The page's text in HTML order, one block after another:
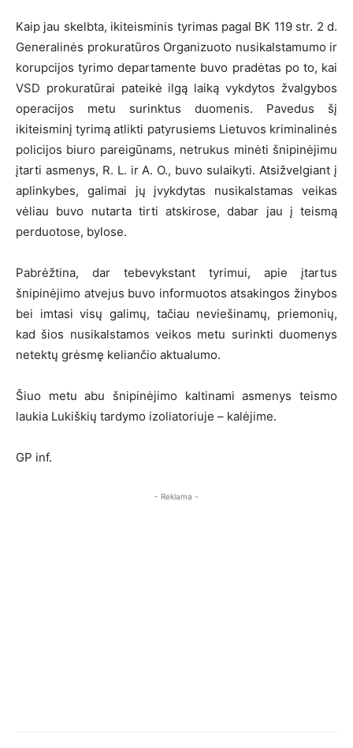
Kaip jau skelbta, ikiteisminis tyrimas pagal BK 119 str. 2 d.
Generalinės prokuratūros Organizuoto nusikalstamumo ir
korupcijos tyrimo departamente buvo pradėtas po to, kai
VSD prokuratūrai pateikė ilgą laiką vykdytos žvalgybos
operacijos metu surinktus duomenis. Pavedus šį
ikiteisminį tyrimą atlikti patyrusiems Lietuvos kriminalinės
policijos biuro pareigūnams, netrukus minėti šnipinėjimu
įtarti asmenys, R. L. ir A. O., buvo sulaikyti. Atsižvelgiant į
aplinkybes, galimai jų įvykdytas nusikalstamas veikas
vėliau buvo nutarta tirti atskirose, dabar jau į teismą
perduotose, bylose.
Pabrėžtina, dar tebevykstant tyrimui, apie įtartus
šnipinėjimo atvejus buvo informuotos atsakingos žinybos
bei imtasi visų galimų, tačiau neviešinamų, priemonių,
kad šios nusikalstamos veikos metu surinkti duomenys
netektų grėsmę keliančio aktualumo.
Šiuo metu abu šnipinėjimo kaltinami asmenys teismo
laukia Lukiškių tardymo izoliatoriuje – kalėjime.
GP inf.
- Reklama -